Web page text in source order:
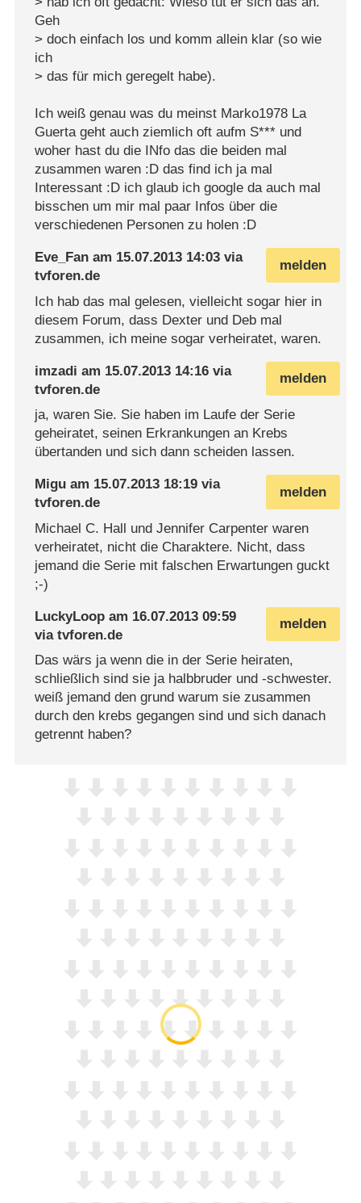
Geh
> doch einfach los und komm allein klar (so wie
ich
> das für mich geregelt habe).
Ich weiß genau was du meinst Marko1978 La
Guerta geht auch ziemlich oft aufm S*** und
woher hast du die INfo das die beiden mal
zusammen waren :D das find ich ja mal
Interessant :D ich glaub ich google da auch mal
bisschen um mir mal paar Infos über die
verschiedenen Personen zu holen :D
melden
Eve_Fan am 15.07.2013 14:03 via
tvforen.de
Ich hab das mal gelesen, vielleicht sogar hier in
diesem Forum, dass Dexter und Deb mal
zusammen, ich meine sogar verheiratet, waren.
melden
imzadi am 15.07.2013 14:16 via
tvforen.de
ja, waren Sie. Sie haben im Laufe der Serie
geheiratet, seinen Erkrankungen an Krebs
übertanden und sich dann scheiden lassen.
melden
Migu am 15.07.2013 18:19 via
tvforen.de
Michael C. Hall und Jennifer Carpenter waren
verheiratet, nicht die Charaktere. Nicht, dass
jemand die Serie mit falschen Erwartungen guckt
;-)
melden
LuckyLoop am 16.07.2013 09:59
viatvforen.de
Das wärs ja wenn die in der Serie heiraten,
schließlich sind sie ja halbbruder und -schwester.
weiß jemand den grund warum sie zusammen
durch den krebs gegangen sind und sich danach
getrennt haben?